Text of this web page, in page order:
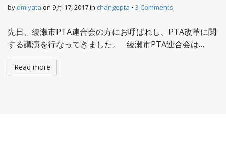
by dmiyata on 9月 17, 2017in changepta • 3 Comments
先日、綾瀬市PTA連合会の方にお呼ばれし、PTA改革に関
する講演を行なってきました。 綾瀬市PTA連合会は…
Read more